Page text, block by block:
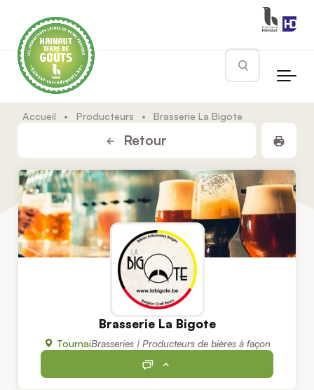
Rechercher
Accueil • Producteurs • Brasserie La Bigote
Retour
Brasserie La Bigote
TournaiBrasseries | Producteurs de bières à façon